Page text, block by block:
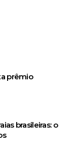
prêmio
brasileiras: o